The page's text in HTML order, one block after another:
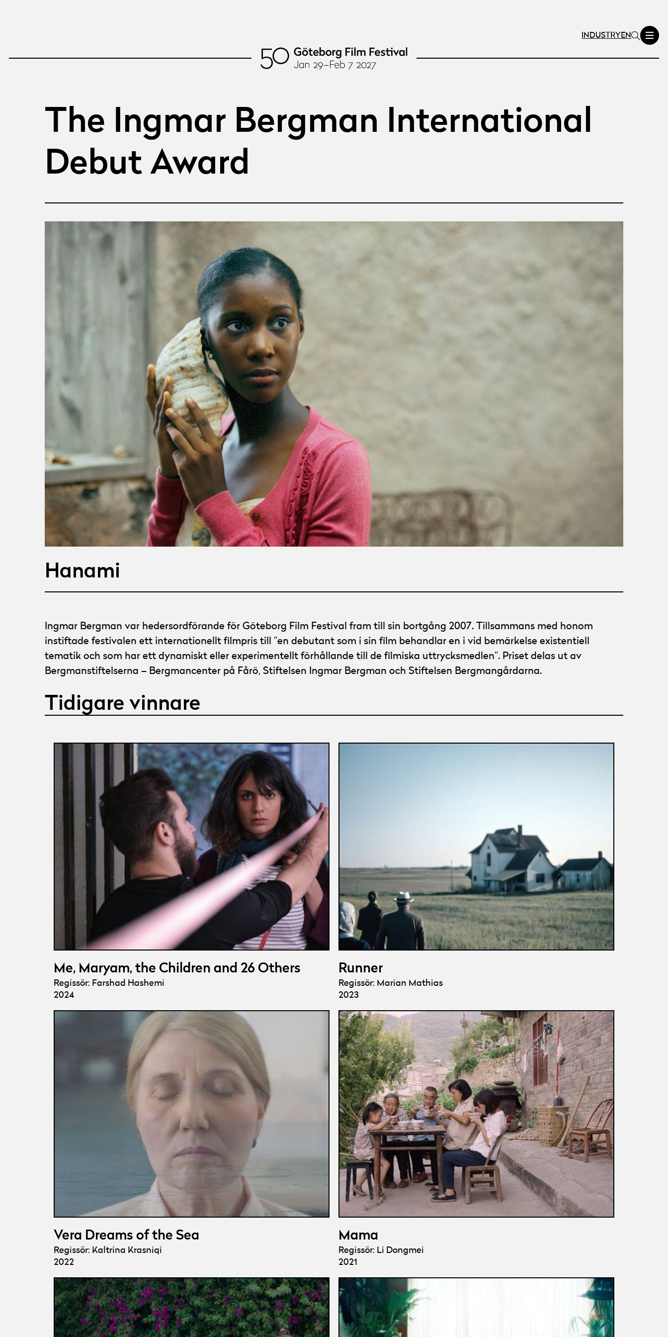
INDUSTRY EN
The Ingmar Bergman International
Debut Award
Hanami
Ingmar Bergman var hedersordförande för Göteborg Film Festival fram till sin bortgång 2007. Tillsammans med honom
instiftade festivalen ett internationellt filmpris till ”en debutant som i sin film behandlar en i vid bemärkelse existentiell
tematik och som har ett dynamiskt eller experimentellt förhållande till de filmiska uttrycksmedlen”. Priset delas ut av
Bergmanstiftelserna – Bergmancenter på Fårö, Stiftelsen Ingmar Bergman och Stiftelsen Bergmangårdarna.
Tidigare vinnare
Me, Maryam, the Children and 26 Others
Regissör: Farshad Hashemi
2024
Runner
Regissör: Marian Mathias
2023
Vera Dreams of the Sea
Regissör: Kaltrina Krasniqi
2022
Mama
Regissör: Li Dongmei
2021